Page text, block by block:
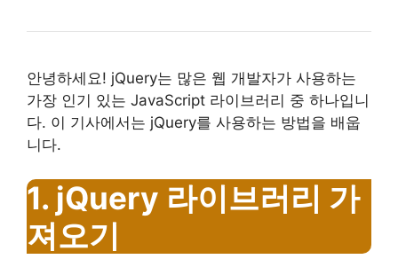
안녕하세요! jQuery는 많은 웹 개발자가 사용하는
가장 인기 있는 JavaScript 라이브러리 중 하나입니
다. 이 기사에서는 jQuery를 사용하는 방법을 배웁
니다.
1. jQuery 라이브러리 가
져오기